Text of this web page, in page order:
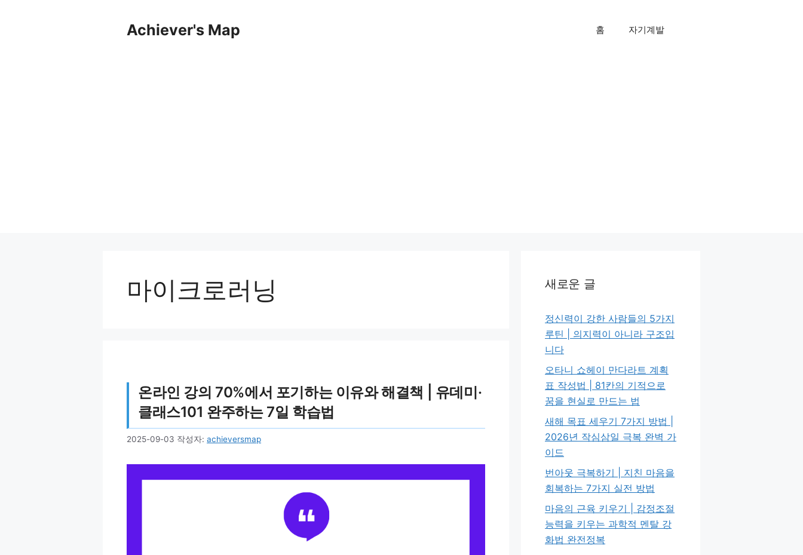
Achiever's Map 홈 자기계발
마이크로러닝
온라인 강의 70%에서 포기하는 이유와 해결책 | 유데미·
클래스101 완주하는 7일 학습법
2025-09-03 작성자: achieversmap
새로운 글
정신력이 강한 사람들의 5가지
루틴 | 의지력이 아니라 구조입
니다
오타니 쇼헤이 만다라트 계획
표 작성법 | 81칸의 기적으로
꿈을 현실로 만드는 법
새해 목표 세우기 7가지 방법 |
2026년 작심삼일 극복 완벽 가
이드
번아웃 극복하기 | 지친 마음을
회복하는 7가지 실전 방법
마음의 근육 키우기 | 감정조절
능력을 키우는 과학적 멘탈 강
화법 완전정복